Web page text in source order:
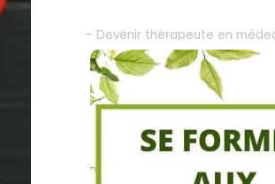
– Devenir thérapeute en